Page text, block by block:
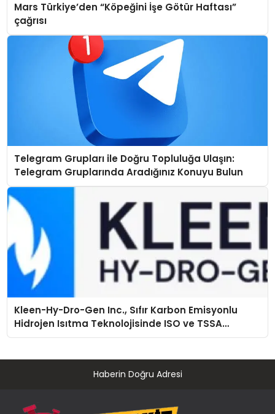
Mars Türkiye’den “Köpeğini İşe Götür Haftası”
çağrısı
Telegram Grupları ile Doğru Topluluğa Ulaşın:
Telegram Gruplarında Aradığınız Konuyu Bulun
Kleen-Hy-Dro-Gen Inc., Sıfır Karbon Emisyonlu
Hidrojen Isıtma Teknolojisinde ISO ve TSSA
Düzenleyici Onaylarını Aldı
Haberin Doğru Adresi